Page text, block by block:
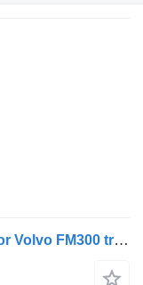
Bracket Volvo Bracket 20428256 voor Volvo FM300 trekker